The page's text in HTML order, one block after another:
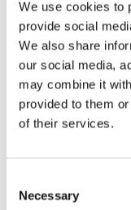
We use cookies to
provide social
We also share
our social media,
may combine it
provided to them
of their services.
Selection
Necessary
hur du ska agera
elavbrott.
Artikel